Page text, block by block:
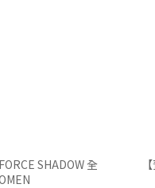
SHADOW 全